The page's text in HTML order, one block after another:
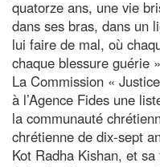
quatorze ans, une vie
dans ses bras, dans un
lui faire de mal, où
chaque blessure guérie
La Commission «
à l’Agence Fides une
la communauté
chrétienne de dix-sept
Kot Radha Kishan, et